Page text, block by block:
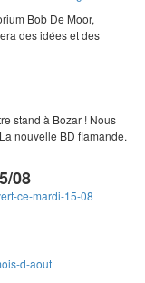
Bob De Moor,
des idées et des
stand à Bozar ! Nous
nouvelle BD flamande.
08
ce-mardi-15-08
d-aout